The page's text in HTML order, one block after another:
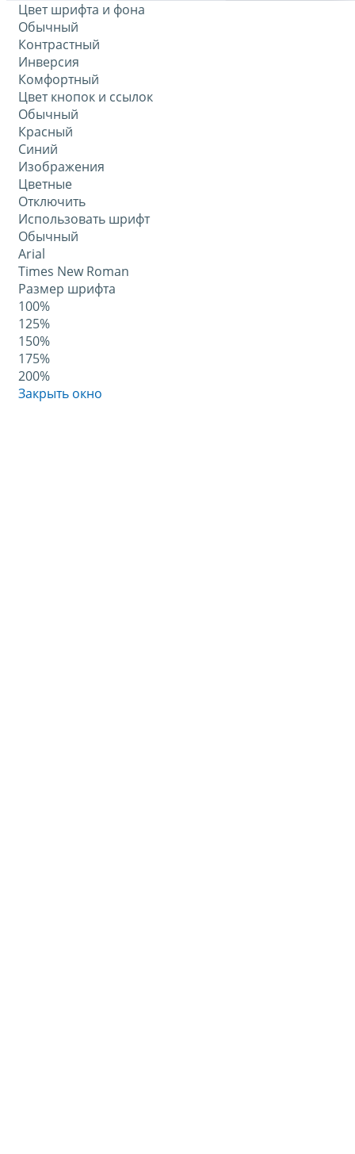
Цвет шрифта и фона
Обычный
Контрастный
Инверсия
Комфортный
Цвет кнопок и ссылок
Обычный
Красный
Синий
Изображения
Цветные
Отключить
Использовать шрифт
Обычный
Arial
Times New Roman
Размер шрифта
100%
125%
150%
175%
200%
Закрыть окно